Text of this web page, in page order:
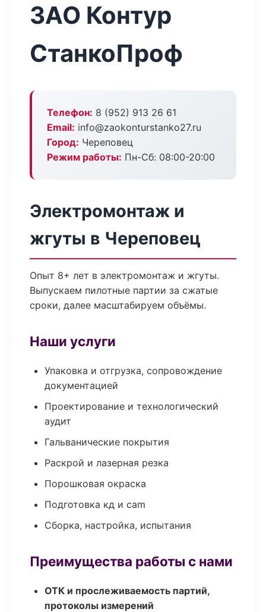
ЗАО Контур
СтанкоПроф
Телефон: 8 (952) 913 26 61
Email: info@zaokonturstanko27.ru
Город: Череповец
Режим работы: Пн-Сб: 08:00-20:00
Электромонтаж и
жгуты в Череповец
Опыт 8+ лет в электромонтаж и жгуты.
Выпускаем пилотные партии за сжатые
сроки, далее масштабируем объёмы.
Наши услуги
Упаковка и отгрузка, сопровождение
документацией
Проектирование и технологический
аудит
Гальванические покрытия
Раскрой и лазерная резка
Порошковая окраска
Подготовка кд и cam
Сборка, настройка, испытания
Преимущества работы с нами
ОТК и прослеживаемость партий,
протоколы измерений